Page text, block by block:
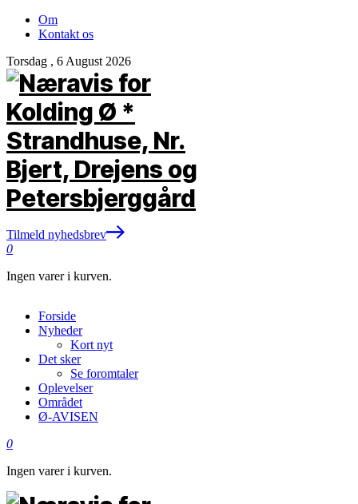
Om
Kontakt os
Torsdag , 6 August 2026
Tilmeld nyhedsbrev
0
Ingen varer i kurven.
Forside
Nyheder
Kort nyt
Det sker
Se foromtaler
Oplevelser
Området
Ø-AVISEN
0
Ingen varer i kurven.